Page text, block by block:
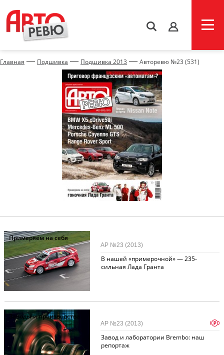
s
Главная — Подшивка — Подшивка 2013 — Авторевю №23 (531)
Примеряем на себя
В нашей «примерочной» — 235-
сильная Лада Гранта
АР №23 (2013)
Заводы и производства
Завод и лаборатории Brembo: наш
репортаж
АР №23 (2013) p